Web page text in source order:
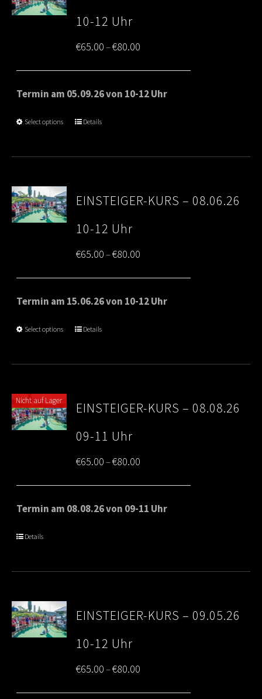
10-12 Uhr
€65.00–€80.00
range:
€65.00
Termin am 05.09.26 von 10-12 Uhr
Select options Details
EINSTEIGER-KURS – 08.06.26
10-12 Uhr
€65.00–€80.00
range:
€65.00
Termin am 15.06.26 von 10-12 Uhr
Select options Details
Nicht auf Lager
EINSTEIGER-KURS – 08.08.26
09-11 Uhr
€65.00–€80.00
range:
€65.00
Termin am 08.08.26 von 09-11 Uhr
Details
EINSTEIGER-KURS – 09.05.26
10-12 Uhr
€65.00–€80.00
range: